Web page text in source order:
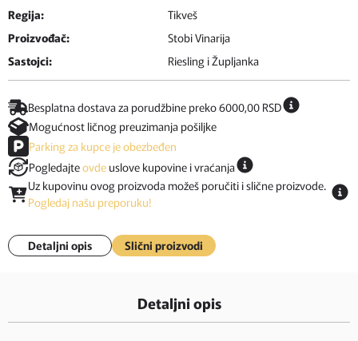
Regija:
Tikveš
Proizvođač:
Stobi Vinarija
Sastojci:
Riesling i Župljanka
Besplatna dostava za porudžbine preko 6000,00 RSD
Mogućnost ličnog preuzimanja pošiljke
Parking za kupce je obezbeđen
Pogledajteovde uslove kupovine i vraćanja
Uz kupovinu ovog proizvoda možeš poručiti i slične proizvode.
Pogledaj našu preporuku!
Detaljni opis Slični proizvodi
Detaljni opis